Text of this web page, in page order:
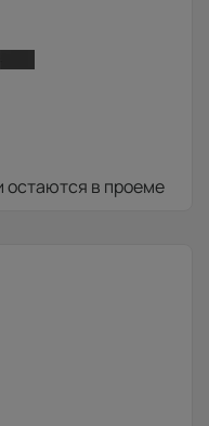
остаются в проеме